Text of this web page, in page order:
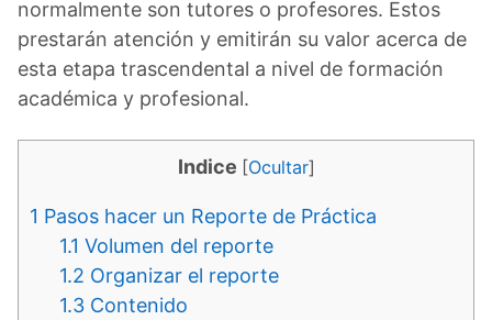
normalmente son tutores o profesores. Estos
prestarán atención y emitirán su valor acerca de
esta etapa trascendental a nivel de formación
académica y profesional.
Indice [Ocultar]
1 Pasos hacer un Reporte de Práctica
1.1 Volumen del reporte
1.2 Organizar el reporte
1.3 Contenido